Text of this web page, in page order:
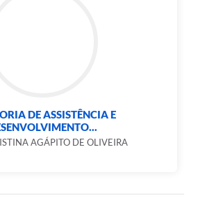
DE ASSISTÊNCIA E
AGÁPITO DE OLIVEIRA